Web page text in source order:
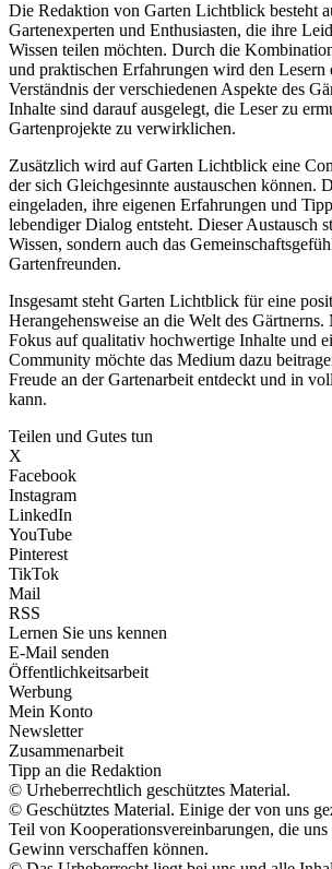
Die Redaktion von Garten Lichtblick besteht
Gartenexperten und Enthusiasten, die ihre
Wissen teilen möchten. Durch die
und praktischen Erfahrungen wird den Lesern
Verständnis der verschiedenen Aspekte des
Inhalte sind darauf ausgelegt, die Leser zu
Gartenprojekte zu verwirklichen.
Zusätzlich wird auf Garten Lichtblick eine
der sich Gleichgesinnte austauschen können.
eingeladen, ihre eigenen Erfahrungen und
lebendiger Dialog entsteht. Dieser Austausch
Wissen, sondern auch das
Gartenfreunden.
Insgesamt steht Garten Lichtblick für eine
Herangehensweise an die Welt des
Fokus auf qualitativ hochwertige Inhalte und
Community möchte das Medium dazu
Freude an der Gartenarbeit entdeckt und in
kann.
Teilen und Gutes tun
X
Facebook
Instagram
LinkedIn
YouTube
Pinterest
TikTok
Mail
RSS
Lernen Sie uns kennen
E-Mail senden
Öffentlichkeitsarbeit
Werbung
Mein Konto
Newsletter
Zusammenarbeit
Tipp an die Redaktion
© Urheberrechtlich geschütztes Material.
© Geschütztes Material. Einige der von uns
Teil von Kooperationsvereinbarungen, die
Gewinn verschaffen können.